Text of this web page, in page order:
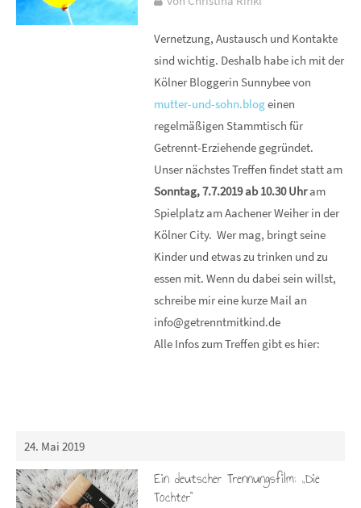
Vernetzung, Austausch und Kontakte
sind wichtig. Deshalb habe ich mit der
Kölner Bloggerin Sunnybee von
mutter-und-sohn.blogeinen
regelmäßigen Stammtisch für
Getrennt-Erziehende gegründet.
Unser nächstes Treffen findet statt am
Sonntag, 7.7.2019 ab 10.30 Uhram
Spielplatz am Aachener Weiher in der
Kölner City. Wer mag, bringt seine
Kinder und etwas zu trinken und zu
essen mit. Wenn du dabei sein willst,
schreibe mir eine kurze Mail an
info@getrenntmitkind.de
Alle Infos zum Treffen gibt es hier:
24. Mai 2019
Ein deutscher Trennungsfilm: „Die
Tochter“